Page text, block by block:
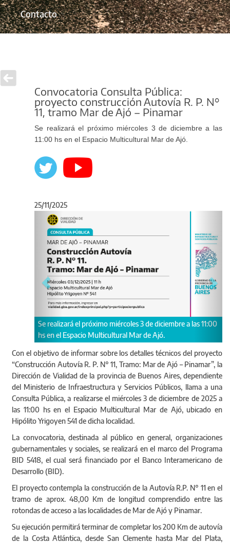
Contacto
Convocatoria Consulta Pública:
proyecto construcción Autovía R. P. N°
11, tramo Mar de Ajó – Pinamar
Se realizará el próximo miércoles 3 de diciembre a las
11:00 hs en el Espacio Multicultural Mar de Ajó.
25/11/2025
Se realizará el próximo miércoles 3 de diciembre a las 11:00
hs en el Espacio Multicultural Mar de Ajó.
Anterior
Con el objetivo de informar sobre los detalles técnicos del proyecto
“Construcción Autovía R. P. N° 11, Tramo: Mar de Ajó – Pinamar”, la
Dirección de Vialidad de la provincia de Buenos Aires, dependiente
del Ministerio de Infraestructura y Servicios Públicos, llama a una
Consulta Pública, a realizarse el miércoles 3 de diciembre de 2025 a
las 11:00 hs en el Espacio Multicultural Mar de Ajó, ubicado en
Hipólito Yrigoyen 541 de dicha localidad.
La convocatoria, destinada al público en general, organizaciones
gubernamentales y sociales, se realizará en el marco del Programa
BID 5418, el cual será financiado por el Banco Interamericano de
Desarrollo (BID).
El proyecto contempla la construcción de la Autovía R.P. N° 11 en el
tramo de aprox. 48,00 Km de longitud comprendido entre las
rotondas de acceso a las localidades de Mar de Ajó y Pinamar.
Su ejecución permitirá terminar de completar los 200 Km de autovía
de la Costa Atlántica, desde San Clemente hasta Mar del Plata,